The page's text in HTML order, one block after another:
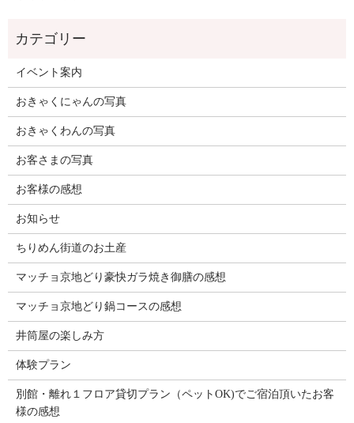
イベント案内
おきゃくにゃんの写真
おきゃくわんの写真
お客さまの写真
お客様の感想
お知らせ
ちりめん街道のお土産
マッチョ京地どり豪快ガラ焼き御膳の感想
マッチョ京地どり鍋コースの感想
井筒屋の楽しみ方
体験プラン
別館・離れ１フロア貸切プラン（ペットOK)でご宿泊頂いたお客
様の感想